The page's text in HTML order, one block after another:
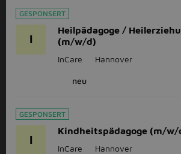
GESPONSERT
I
Heilpädagoge /
(m/w/d)
InCare Hannover
neu
GESPONSERT
I
Kindheitspädagoge (m/w/
InCare Hannover